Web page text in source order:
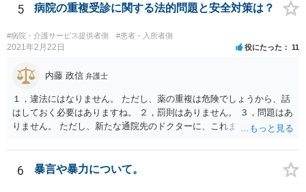
違法とは断じきれないですね。 あなたが罪になることは、まったくあ
でしょう。
5 病院の重複受診に関する法的問題と安全対策は？
#病院・介護サービス提供者側 #患者・入所者側
2021年2月22日 役にたった 11
内藤 政信 弁護士
１，違法にはなりません。 ただし、薬の重複は危険でしょうから、話
はしておく必要はありますね。 ２，罰則はありません。 ３，問題はあ
りません。 ただし、新たな通院先のドクターに、これまでの経緯を話
6 暴言や暴力について。